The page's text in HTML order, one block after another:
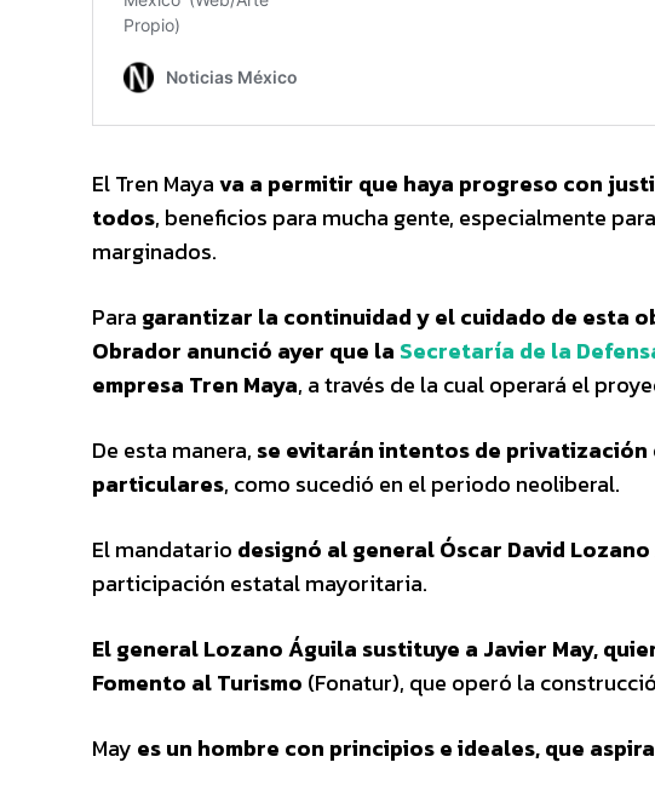
El Tren Mayava a permitir que haya progreso con
todos, beneficios para mucha gente, especialmente
marginados.
Para garantizar la continuidad y el cuidado de esta
Obrador anunció ayer que la Secretaría de la
empresa Tren Maya, a través de la cual operará el
De esta manera, se evitarán intentos de
particulares, como sucedió en el periodo neoliberal.
El mandatario designó al general Óscar David
participación estatal mayoritaria.
El general Lozano Águila sustituye a Javier May,
Fomento al Turismo (Fonatur), que operó la
May es un hombre con principios e ideales, que